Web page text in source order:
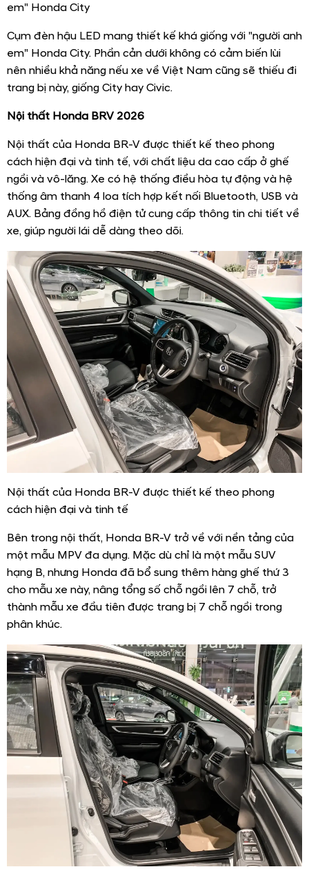
em" Honda City
Cụm đèn hậu LED mang thiết kế khá giống với "người anh
em" Honda City. Phần cản dưới không có cảm biến lùi
nên nhiều khả năng nếu xe về Việt Nam cũng sẽ thiếu đi
trang bị này, giống City hay Civic.
Nội thất Honda BRV 2026
Nội thất của Honda BR-V được thiết kế theo phong
cách hiện đại và tinh tế, với chất liệu da cao cấp ở ghế
ngồi và vô-lăng. Xe có hệ thống điều hòa tự động và hệ
thống âm thanh 4 loa tích hợp kết nối Bluetooth, USB và
AUX. Bảng đồng hồ điện tử cung cấp thông tin chi tiết về
xe, giúp người lái dễ dàng theo dõi.
Nội thất của Honda BR-V được thiết kế theo phong
cách hiện đại và tinh tế
Bên trong nội thất, Honda BR-V trở về với nền tảng của
một mẫu MPV đa dụng. Mặc dù chỉ là một mẫu SUV
hạng B, nhưng Honda đã bổ sung thêm hàng ghế thứ 3
cho mẫu xe này, nâng tổng số chỗ ngồi lên 7 chỗ, trở
thành mẫu xe đầu tiên được trang bị 7 chỗ ngồi trong
phân khúc.